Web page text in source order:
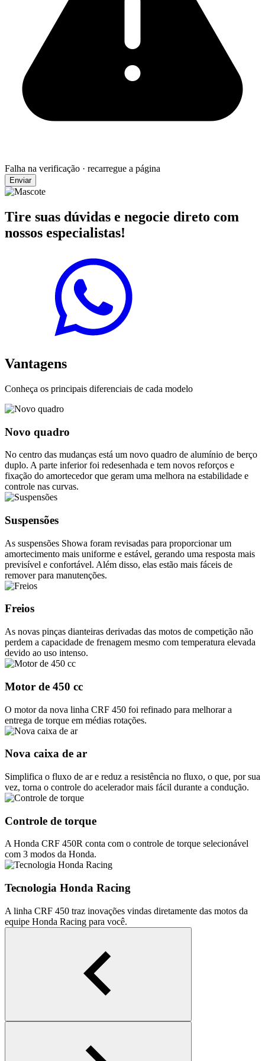
Falha na verificação · recarregue a página
Enviar
Tire suas dúvidas e negocie direto com
nossos especialistas!
Vantagens
Conheça os principais diferenciais de cada modelo
Novo quadro
No centro das mudanças está um novo quadro de alumínio de berço
duplo. A parte inferior foi redesenhada e tem novos reforços e
fixação do amortecedor que geram uma melhora na estabilidade e
controle nas curvas.
Suspensões
As suspensões Showa foram revisadas para proporcionar um
amortecimento mais uniforme e estável, gerando uma resposta mais
previsível e confortável. Além disso, elas estão mais fáceis de
remover para manutenções.
Freios
As novas pinças dianteiras derivadas das motos de competição não
perdem a capacidade de frenagem mesmo com temperatura elevada
devido ao uso intenso.
Motor de 450 cc
O motor da nova linha CRF 450 foi refinado para melhorar a
entrega de torque em médias rotações.
Nova caixa de ar
Simplifica o fluxo de ar e reduz a resistência no fluxo, o que, por sua
vez, torna o controle do acelerador mais fácil durante a condução.
Controle de torque
A Honda CRF 450R conta com o controle de torque selecionável
com 3 modos da Honda.
Tecnologia Honda Racing
A linha CRF 450 traz inovações vindas diretamente das motos da
equipe Honda Racing para você.